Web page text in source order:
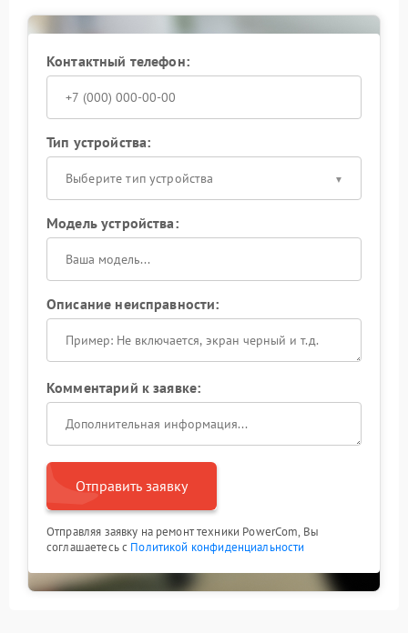
Ремонт и рекомендации
Качественный ремонт проводится после
диагностики состояния внутренних компонентов и
аккумулятора. В сервисном центре Powercom
перегрев и настраивают стабильную работу
устройства.
Контактный телефон:
Тип устройства:
Выберите тип устройства
Модель устройства:
Описание неисправности:
Комментарий к заявке:
Отправить заявку
Отправляя заявку на ремонт техники PowerCom, Вы
соглашаетесь с Политикой конфиденциальности